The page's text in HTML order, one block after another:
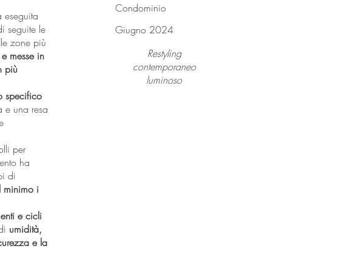
eseguita
seguite le
zone più
messe in
più
specifico
e una resa
per
ha
di
minimo i
e cicli
umidità,
e la
Condominio
Giugno 2024
Restyling
contemporaneo
luminoso